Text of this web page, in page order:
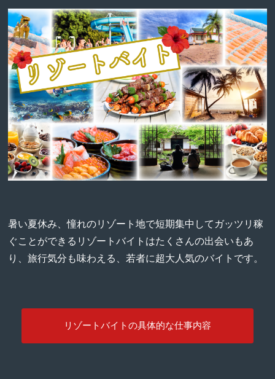
暑い夏休み、憧れのリゾート地で短期集中してガッツリ稼
ぐことができるリゾートバイトはたくさんの出会いもあ
り、旅行気分も味わえる、若者に超大人気のバイトです。
リゾートバイトの具体的な仕事内容